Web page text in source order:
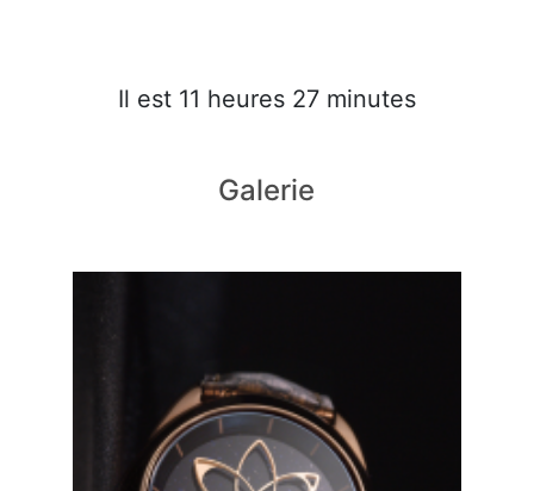
Il est 11 heures 27 minutes
Galerie